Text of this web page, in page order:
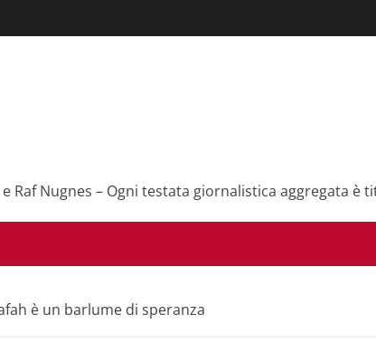
Raf Nugnes – Ogni testata giornalistica aggregata è
è un barlume di speranza